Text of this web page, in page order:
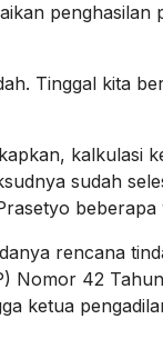
Tinggal kita
kalkulasi
sudah
rencana
Nomor 42
ketua